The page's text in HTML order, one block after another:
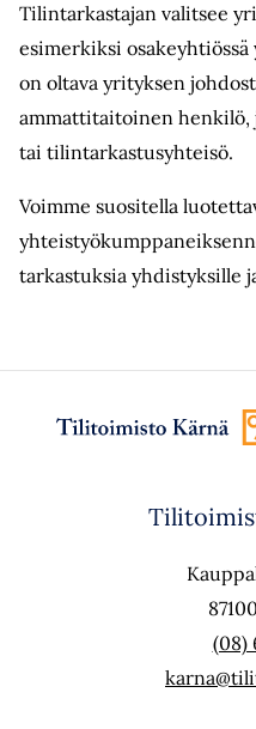
Tilintarkastajan valitsee
esimerkiksi
on oltava yrityksen
ammattitaitoinen henkilö,
tai tilintarkastusyhteisö.
Voimme suositella
tarkastuksia yhdistyksille
(08)